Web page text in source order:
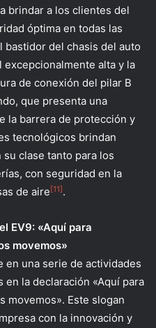
brindar a los clientes del
óptima en todas las
del chasis del auto
alta y la
de conexión del pilar B
que presenta una
la barrera de protección y
tecnológicos brindan
clase tanto para los
con seguridad en la
de aire[11].
EV9: «Aquí para
movemos»
en una serie de actividades
en la declaración «Aquí para
movemos». Este slogan
con la innovación y